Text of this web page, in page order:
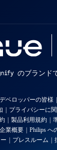
のブランド
デベロッパーの皆様
プライバシーに
製品利用規約
企業概要
Philips へ
プレスルーム